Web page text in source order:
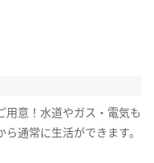
用意！水道やガス・電気も
通常に生活ができます。